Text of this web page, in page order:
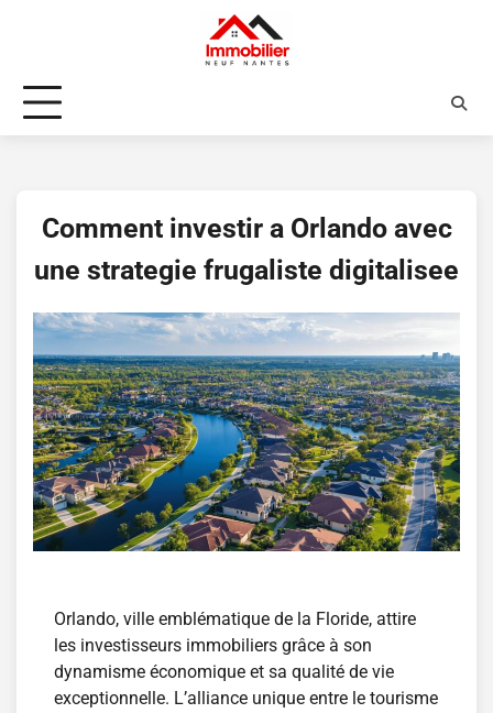
Comment investir a Orlando avec
une strategie frugaliste digitalisee
Orlando, ville emblématique de la Floride, attire
les investisseurs immobiliers grâce à son
dynamisme économique et sa qualité de vie
exceptionnelle. L’alliance unique entre le tourisme